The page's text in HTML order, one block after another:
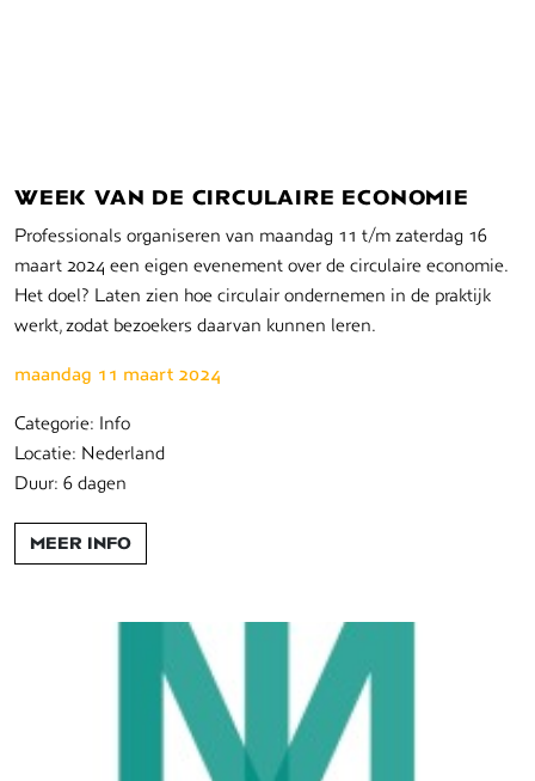
WEEK VAN DE CIRCULAIRE ECONOMIE
Professionals organiseren van maandag 11 t/m zaterdag 16
maart 2024 een eigen evenement over de circulaire economie.
Het doel? Laten zien hoe circulair ondernemen in de praktijk
werkt, zodat bezoekers daarvan kunnen leren.
maandag 11 maart 2024
Categorie: Info
Locatie: Nederland
Duur: 6 dagen
MEER INFO